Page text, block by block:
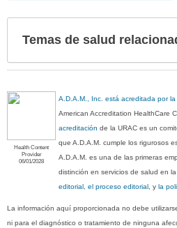
Temas de salud
Health Content
Provider
06/01/2028
A.D.A.M., Inc. está acreditada por la
American Accreditation HealthCare
acreditación de la URAC es un
que A.D.A.M. cumple los rigurosos
A.D.A.M. es una de las primeras
distinción en servicios de salud en
editorial, el proceso editorial , y la
La información aquí proporcionada no debe
ni para el diagnóstico o tratamiento de ninguna